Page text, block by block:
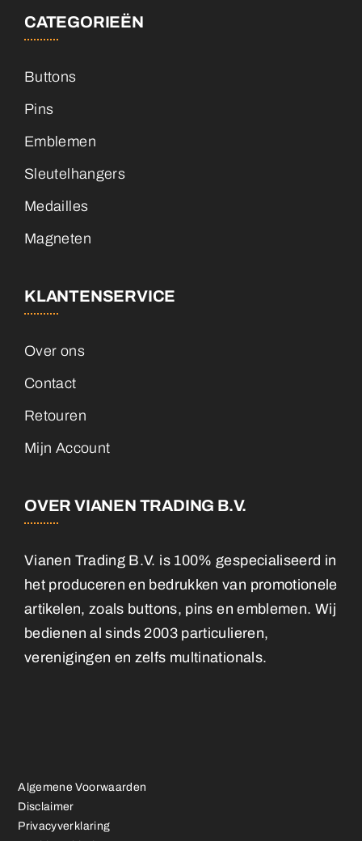
CATEGORIEËN
Buttons
Pins
Emblemen
Sleutelhangers
Medailles
Magneten
KLANTENSERVICE
Over ons
Contact
Retouren
Mijn Account
OVER VIANEN TRADING B.V.
Vianen Trading B.V. is 100% gespecialiseerd in
het produceren en bedrukken van promotionele
artikelen, zoals buttons, pins en emblemen. Wij
bedienen al sinds 2003 particulieren,
verenigingen en zelfs multinationals.
Algemene Voorwaarden
Disclaimer
Privacyverklaring